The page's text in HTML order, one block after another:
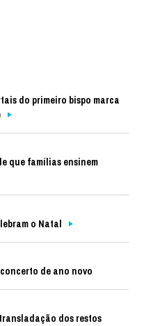
do primeiro bispo marca
que famílias ensinem
o Natal
de ano novo
dos restos